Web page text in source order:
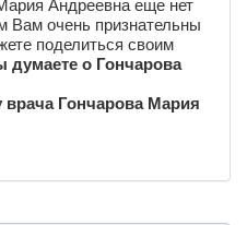
Андреевна еще нет
Вам очень признательны
поделиться своим
думаете о Гончарова
врача Гончарова Мария